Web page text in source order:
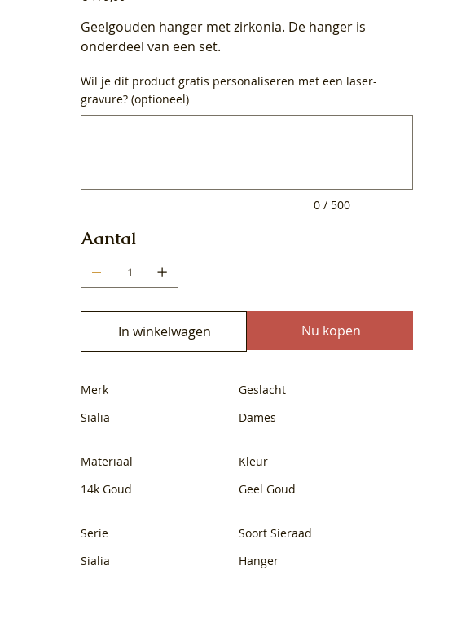
Geelgouden hanger met zirkonia. De hanger is
onderdeel van een set.
Wil je dit product gratis personaliseren met een laser-
gravure? (optioneel)
0 / 500
Aantal
In winkelwagen Nu kopen
Merk
Sialia
Geslacht
Dames
Materiaal
14k Goud
Kleur
Geel Goud
Serie
Sialia
Soort Sieraad
Hanger